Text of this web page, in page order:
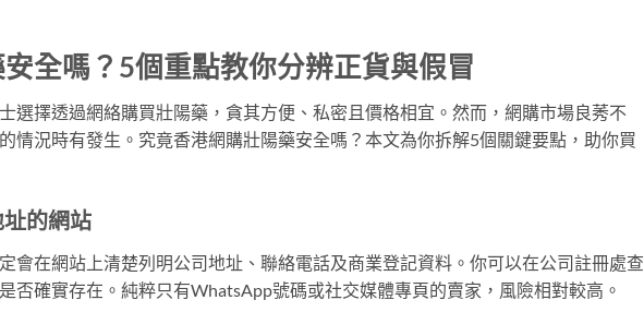
全嗎？5個重點教你分辨正貨與假冒
選擇透過網絡購買壯陽藥，貪其方便、私密且價格相宜。然而，網購市場良莠不
情況時有發生。究竟香港網購壯陽藥安全嗎？本文為你拆解5個關鍵要點，助你買
的網站
會在網站上清楚列明公司地址、聯絡電話及商業登記資料。你可以在公司註冊處查
否確實存在。純粹只有WhatsApp號碼或社交媒體專頁的賣家，風險相對較高。